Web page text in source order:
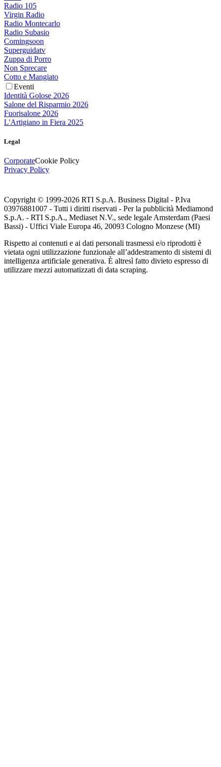
Radio 105
Virgin Radio
Radio Montecarlo
Radio Subasio
Comingsoon
Superguidatv
Zuppa di Porro
Non Sprecare
Cotto e Mangiato
Eventi
Identità Golose 2026
Salone del Risparmio 2026
Fuorisalone 2026
L'Artigiano in Fiera 2025
Legal
CorporateCookie Policy
Privacy Policy
Copyright © 1999-2026 RTI S.p.A. Business Digital - P.Iva
03976881007 - Tutti i diritti riservati - Per la pubblicità Mediamond
S.p.A. - RTI S.p.A., Mediaset N.V., sede legale Amsterdam (Paesi
Bassi) - Uffici Viale Europa 46, 20093 Cologno Monzese (MI)
Rispetto ai contenuti e ai dati personali trasmessi e/o riprodotti è
vietata ogni utilizzazione funzionale all’addestramento di sistemi di
intelligenza artificiale generativa. È altresì fatto divieto espresso di
utilizzare mezzi automatizzati di data scraping.